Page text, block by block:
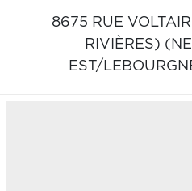
8675 RUE
RIVIÈRES)
EST/